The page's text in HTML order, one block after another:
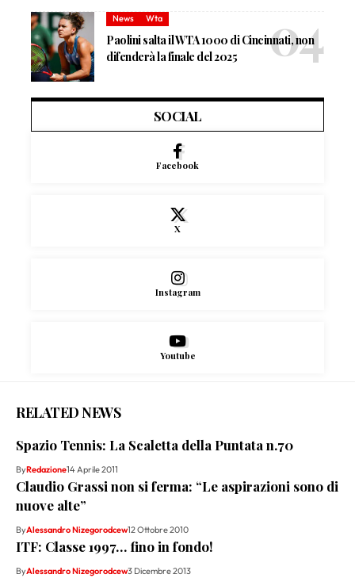
News Wta
Paolini salta il WTA 1000 di Cincinnati, non
difenderà la finale del 2025
SOCIAL
Facebook
X
Instagram
Youtube
RELATED NEWS
Spazio Tennis: La Scaletta della Puntata n.70
ByRedazione14 Aprile 2011
Claudio Grassi non si ferma: “Le aspirazioni sono di
nuove alte”
ByAlessandro Nizegorodcew12 Ottobre 2010
ITF: Classe 1997… fino in fondo!
ByAlessandro Nizegorodcew3 Dicembre 2013